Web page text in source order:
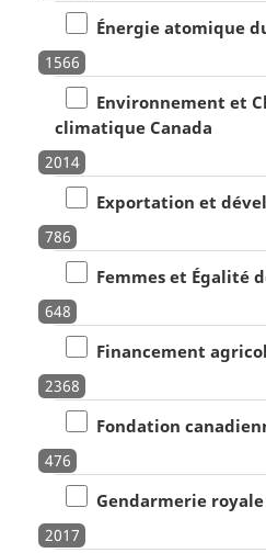
Énergie atomique
1566
Environnement et
climatique Canada
2014
Exportation et
786
Femmes et Égalité
648
Financement
2368
Fondation
476
Gendarmerie royale
2017